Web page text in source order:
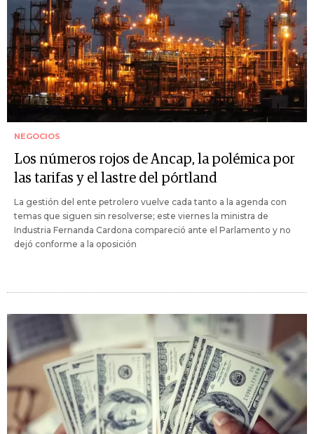
NEGOCIOS
Los números rojos de Ancap, la polémica por
las tarifas y el lastre del pórtland
La gestión del ente petrolero vuelve cada tanto a la agenda con
temas que siguen sin resolverse; este viernes la ministra de
Industria Fernanda Cardona compareció ante el Parlamento y no
dejó conforme a la oposición